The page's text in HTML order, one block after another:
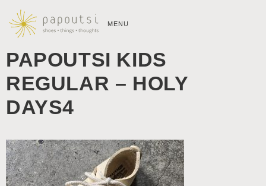
MENU
PAPOUTSI KIDS
REGULAR – HOLY
DAYS4